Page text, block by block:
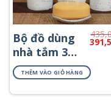
Bộ đồ dùng
nhà tắm 3
món bằng
sứ PKNT-71
Giá
THÊM VÀO GIỎ HÀNG